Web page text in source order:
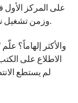
وزمن تشغيل نهائي مثير للإعجاب بلغ 54.17 ثانية فقط.
والأكثر إلهاماً؟
الاطلاع على
لم يستطع